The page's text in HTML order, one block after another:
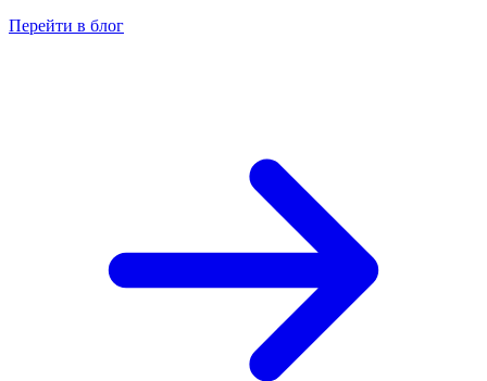
Перейти в блог